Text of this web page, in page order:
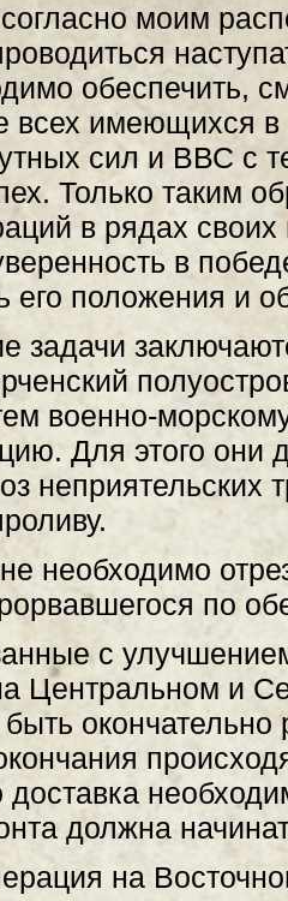
моим
обеспечить,
всех имеющихся
сил и ВВС с
Только таким
в рядах
в
его положения и
военно-
Для этого они
необходимо
по
с
Центральном и
должна
на